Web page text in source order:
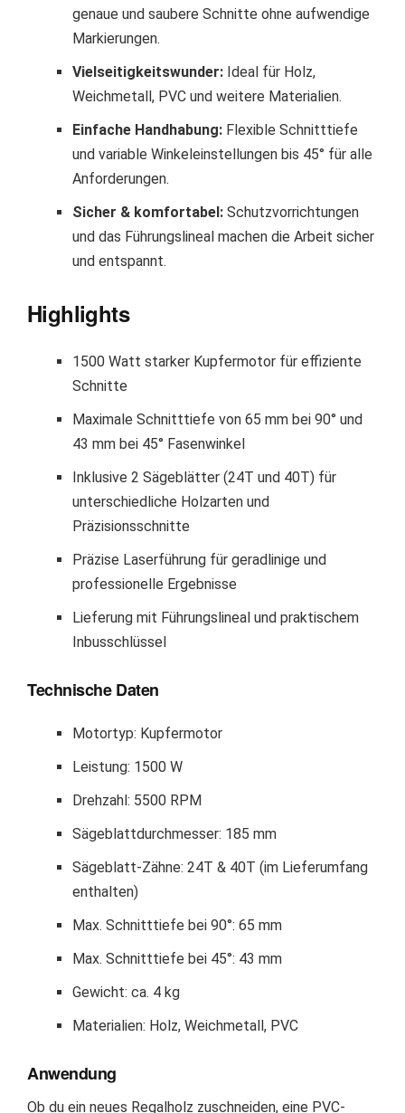
genaue und saubere Schnitte ohne aufwendige
Markierungen.
Vielseitigkeitswunder: Ideal für Holz,
Weichmetall, PVC und weitere Materialien.
Einfache Handhabung: Flexible Schnitttiefe
und variable Winkeleinstellungen bis 45° für alle
Anforderungen.
Sicher & komfortabel: Schutzvorrichtungen
und das Führungslineal machen die Arbeit sicher
und entspannt.
Highlights
1500 Watt starker Kupfermotor für effiziente
Schnitte
Maximale Schnitttiefe von 65 mm bei 90° und
43 mm bei 45° Fasenwinkel
Inklusive 2 Sägeblätter (24T und 40T) für
unterschiedliche Holzarten und
Präzisionsschnitte
Präzise Laserführung für geradlinige und
professionelle Ergebnisse
Lieferung mit Führungslineal und praktischem
Inbusschlüssel
Technische Daten
Motortyp: Kupfermotor
Leistung: 1500 W
Drehzahl: 5500 RPM
Sägeblattdurchmesser: 185 mm
Sägeblatt-Zähne: 24T & 40T (im Lieferumfang
enthalten)
Max. Schnitttiefe bei 90°: 65 mm
Max. Schnitttiefe bei 45°: 43 mm
Gewicht: ca. 4 kg
Materialien: Holz, Weichmetall, PVC
Anwendung
Ob du ein neues Regalholz zuschneiden, eine PVC-